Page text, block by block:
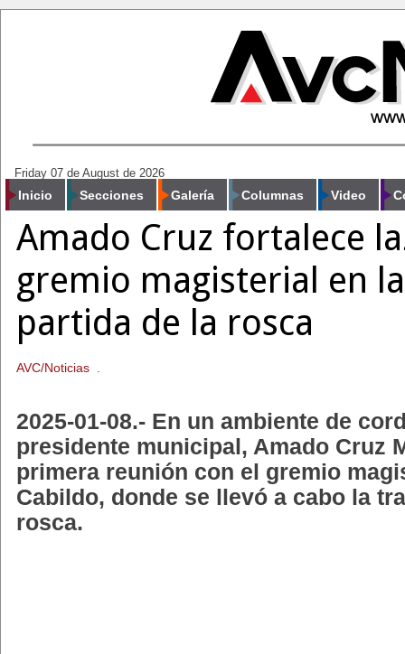
Friday 07 de August de 2026
Inicio Secciones Galería Columnas Video
Amado Cruz fortalece
gremio magisterial en
partida de la rosca
AVC/Noticias .
2025-01-08.- En un ambiente de
presidente municipal, Amado Cruz
primera reunión con el gremio
Cabildo, donde se llevó a cabo la
rosca.